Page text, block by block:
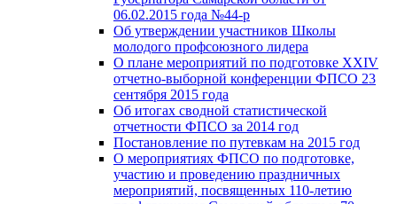
06.02.2015 года №44-р
Об утверждении участников Школы
молодого профсоюзного лидера
О плане мероприятий по подготовке XXIV
отчетно-выборной конференции ФПСО 23
сентября 2015 года
Об итогах сводной статистической
отчетности ФПСО за 2014 год
Постановление по путевкам на 2015 год
О мероприятиях ФПСО по подготовке,
участию и проведению праздничных
мероприятий, посвященных 110-летию